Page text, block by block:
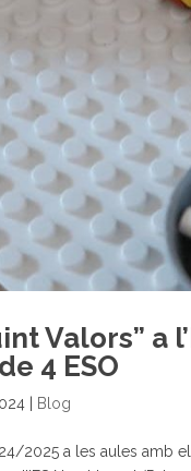
Valors” a
4 ESO
| Blog
2025 a les aules amb